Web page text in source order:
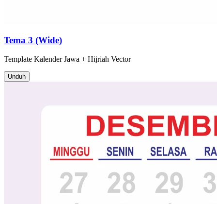
Tema 3 (Wide)
Template Kalender Jawa + Hijriah Vector
Unduh